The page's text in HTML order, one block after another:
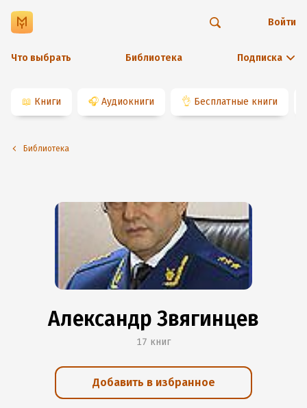
Что выбрать Библиотека Подписка
Войти
📖 Книги 🎧 Аудиокниги 👌 Бесплатные книги
Библиотека
Александр Звягинцев
17 книг
Добавить в избранное